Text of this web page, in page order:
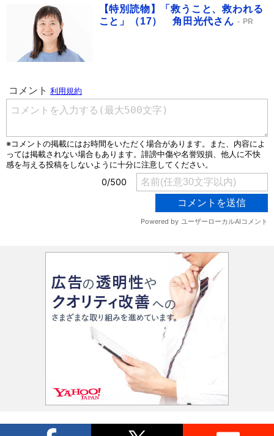
【特別読物】「救うこと、救われる
こと」（17） 角田光代さん
PR